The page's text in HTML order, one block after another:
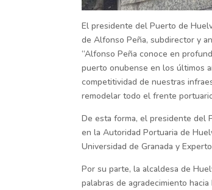
El presidente del Puerto de
de Alfonso Peña, subdirector y
“Alfonso Peña conoce en
puerto onubense en los últimos
competitividad de nuestras
remodelar todo el frente
De esta forma, el presidente del
en la Autoridad Portuaria de
Universidad de Granada y
Por su parte, la alcaldesa de
palabras de agradecimiento